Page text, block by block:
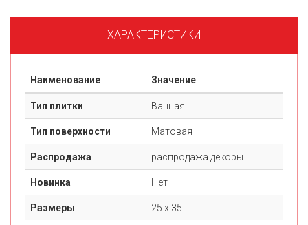
ХАРАКТЕРИСТИКИ
Наименование Значение
Тип плитки Ванная
Тип поверхности Матовая
Распродажа распродажа декоры
Новинка Нет
Размеры 25 х 35